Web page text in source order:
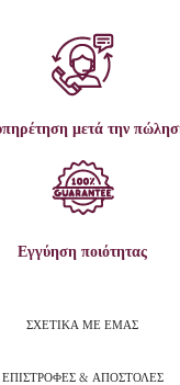
μετά την
Εγγύηση ποιότητας
ΣΧΕΤΙΚΑ ΜΕ ΕΜΑΣ
ΕΠΙΣΤΡΟΦΕΣ & ΑΠΟΣΤΟΛΕΣ